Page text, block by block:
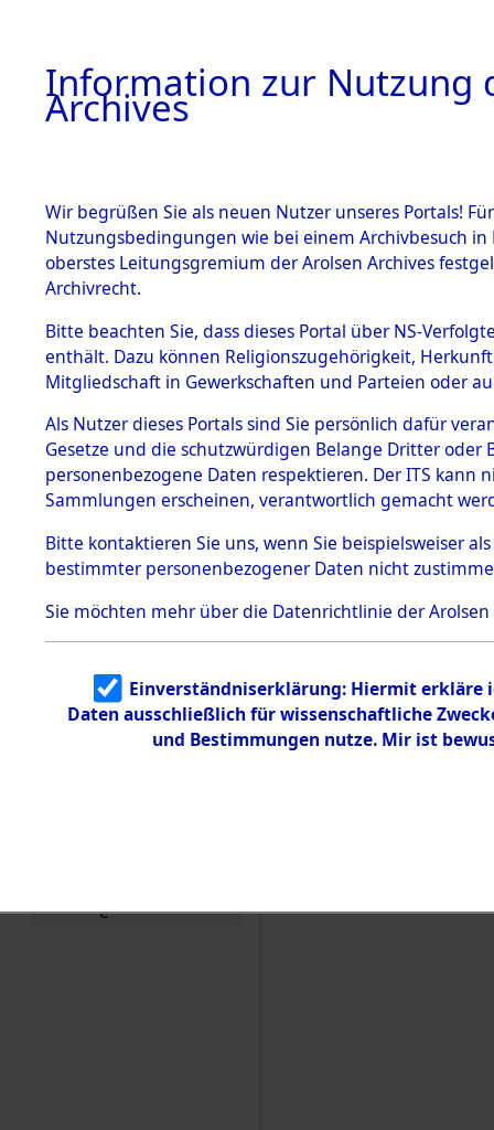
BESTÄNDE
1.
mente
5. Verschiedenes
5.3
Todesmärsche
5.3.1 Alliierte
Erhebungen
zu
Todesmärsch
en
5.3.2
Identifizierun
g
5.3.3
Todesmärsch
e
und
0215
Information zur Nutzung
Archives
Wir begrüßen Sie als neuen Nutzer unseres Portals!
Nutzungsbedingungen wie bei einem Archivbesuch
oberstes Leitungsgremium der Arolsen Archives
Archivrecht.
Bitte beachten Sie, dass dieses Portal über NS-
enthält. Dazu können Religionszugehörigkeit,
Mitgliedschaft in Gewerkschaften und Parteien oder
Als Nutzer dieses Portals sind Sie persönlich dafür
Gesetze und die schutzwürdigen Belange Dritter
personenbezogene Daten respektieren. Der ITS
Sammlungen erscheinen, verantwortlich gemacht
Bitte kontaktieren Sie uns, wenn Sie beispielsweiser
bestimmter personenbezogener Daten nicht
Sie möchten mehr über die Datenrichtlinie der Arolsen
Einverständniserklärung: Hiermit erkläre
Daten ausschließlich für wissenschaftliche
und Bestimmungen nutze. Mir ist